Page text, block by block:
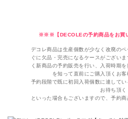
※※※【DECOLEの予約商品をお
デコレ商品は生産個数が少なく改廃の
ぐに欠品・完売になるケースがござい
く新商品の予約販売を行い、入荷時期
を知って直前にご購入頂くお客
予約段階で既に初回入荷個数に達して
お待ち頂く
といった場合もございますので、予約商